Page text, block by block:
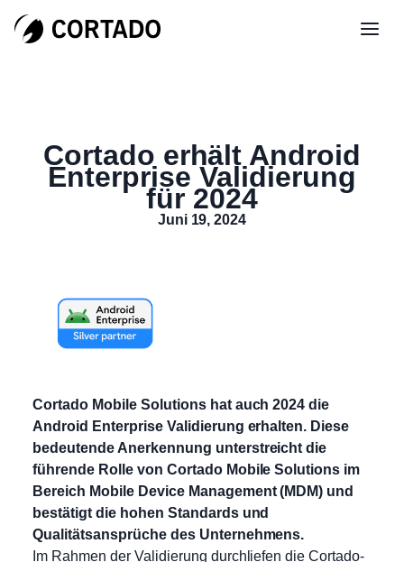
Cortado erhält Android
Enterprise Validierung
für 2024
Juni 19, 2024
Cortado Mobile Solutions hat auch 2024 die
Android Enterprise Validierung erhalten. Diese
bedeutende Anerkennung unterstreicht die
führende Rolle von Cortado Mobile Solutions im
Bereich Mobile Device Management (MDM) und
bestätigt die hohen Standards und
Qualitätsansprüche des Unternehmens.
Im Rahmen der Validierung durchliefen die Cortado-